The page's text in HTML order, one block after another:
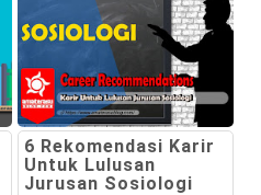
6 Rekomendasi Karir
Untuk Lulusan
Jurusan Sosiologi